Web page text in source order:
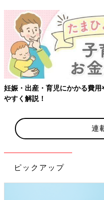
妊娠・出産・育児にかかる費
やすく解説！
連
ピックアップ